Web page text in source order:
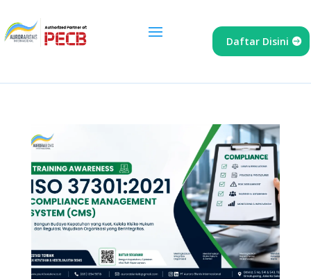
Daftar Disini